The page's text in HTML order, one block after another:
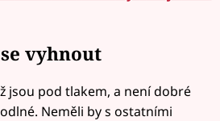
vyhnout
jsou pod tlakem, a není dobré
Neměli by s ostatními